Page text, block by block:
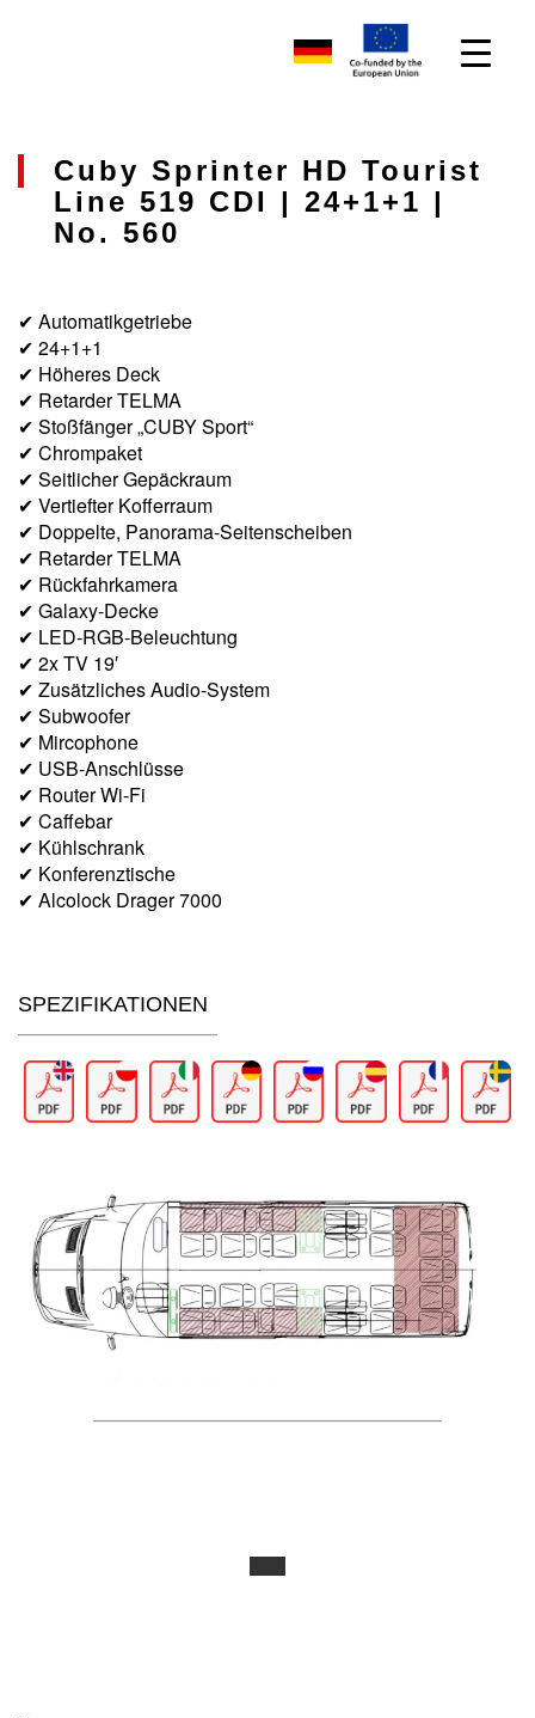
Cuby Sprinter HD Tourist
Line 519 CDI | 24+1+1 |
No. 560
✔ Automatikgetriebe
✔ 24+1+1
✔ Höheres Deck
✔ Retarder TELMA
✔ Stoßfänger „CUBY Sport“
✔ Chrompaket
✔ Seitlicher Gepäckraum
✔ Vertiefter Kofferraum
✔ Doppelte, Panorama-Seitenscheiben
✔ Retarder TELMA
✔ Rückfahrkamera
✔ Galaxy-Decke
✔ LED-RGB-Beleuchtung
✔ 2x TV 19′
✔ Zusätzliches Audio-System
✔ Subwoofer
✔ Mircophone
✔ USB-Anschlüsse
✔ Router Wi-Fi
✔ Caffebar
✔ Kühlschrank
✔ Konferenztische
✔ Alcolock Drager 7000
SPEZIFIKATIONEN